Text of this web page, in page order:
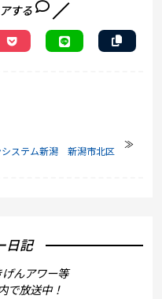
する
システム新潟 新潟市北区
日記
んアワー等
で放送中！